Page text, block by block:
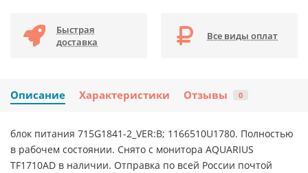
Быстрая
доставка
Все виды оплат
Описание Характеристики Отзывы 0
блок питания 715G1841-2_VER:B; 1166510U1780. Полностью
в рабочем состоянии. Снято с монитора AQUARIUS
TF1710AD в наличии. Отправка по всей России почтой